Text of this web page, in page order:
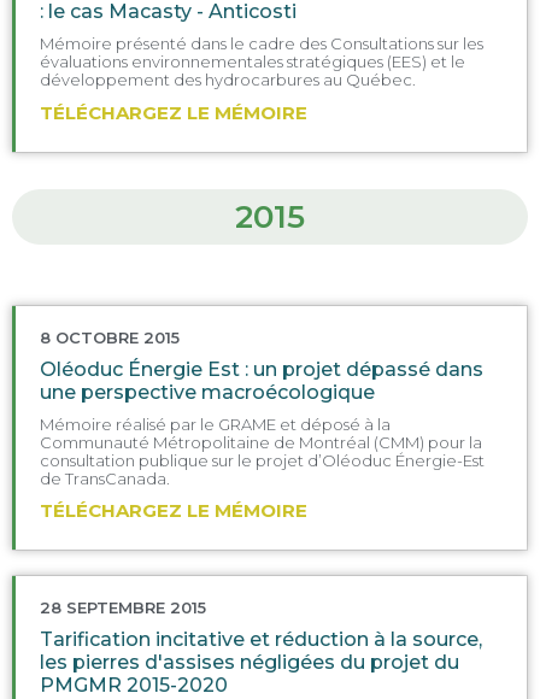
: le cas Macasty - Anticosti
Mémoire présenté dans le cadre des Consultations sur les
évaluations environnementales stratégiques (EES) et le
développement des hydrocarbures au Québec.
TÉLÉCHARGEZ LE MÉMOIRE
2015
8 OCTOBRE 2015
Oléoduc Énergie Est : un projet dépassé dans
une perspective macroécologique
Mémoire réalisé par le GRAME et déposé à la
Communauté Métropolitaine de Montréal (CMM) pour la
consultation publique sur le projet d’Oléoduc Énergie-Est
de TransCanada.
TÉLÉCHARGEZ LE MÉMOIRE
28 SEPTEMBRE 2015
Tarification incitative et réduction à la source,
les pierres d'assises négligées du projet du
PMGMR 2015-2020